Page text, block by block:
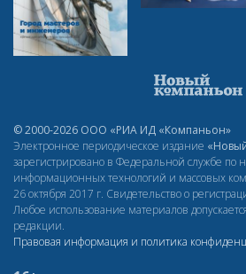
© 2000-2026 ООО «РИА ИД «Компаньон»
Электронное периодическое издание
зарегистрировано в Федеральной службе по
информационных технологий и массовых
26 октября 2017 г. Свидетельство о
Любое использование материалов
редакции.
Правовая информация и политика